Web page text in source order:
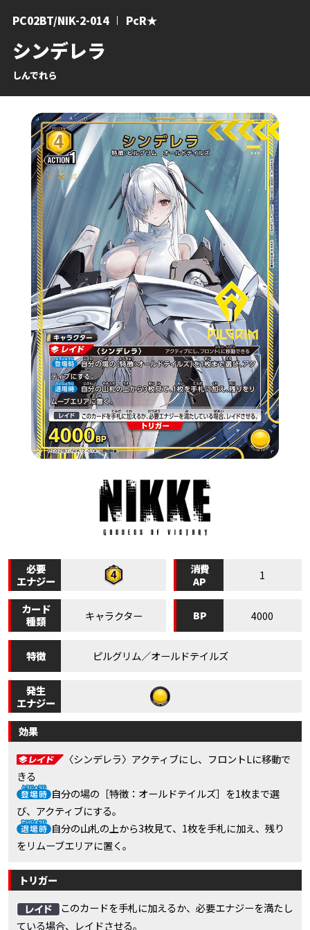
シンデレラ
しんでれら
PC02BT/NIK-2-014 PcR★
必要
エナジー
消費
AP
1
カード
種類
キャラクター BP 4000
特徴 ピルグリム／オールドテイルズ
発生
エナジー
効果
〈シンデレラ〉アクティブにし、フロントLに移動で
きる
自分の場の［特徴：オールドテイルズ］を1枚まで選
び、アクティブにする。
自分の山札の上から3枚見て、1枚を手札に加え、残り
をリムーブエリアに置く。
トリガー
このカードを手札に加えるか、必要エナジーを満たし
ている場合、レイドさせる。